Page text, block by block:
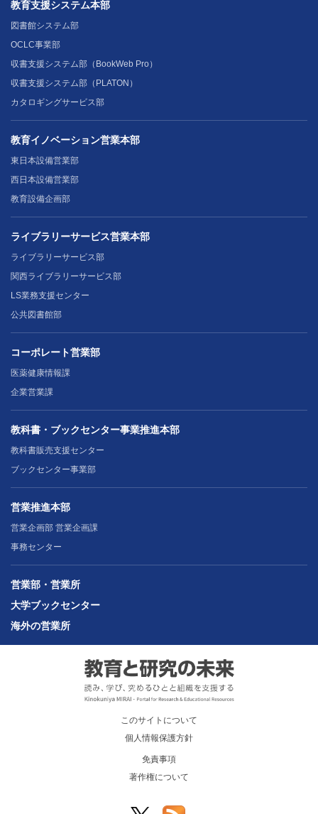
教育支援システム本部
図書館システム部
OCLC事業部
収書支援システム部（BookWeb Pro）
収書支援システム部（PLATON）
カタロギングサービス部
教育イノベーション営業本部
東日本設備営業部
西日本設備営業部
教育設備企画部
ライブラリーサービス営業本部
ライブラリーサービス部
関西ライブラリーサービス部
LS業務支援センター
公共図書館部
コーポレート営業部
医薬健康情報課
企業営業課
教科書・ブックセンター事業推進本部
教科書販売支援センター
ブックセンター事業部
営業推進本部
営業企画部 営業企画課
事務センター
営業部・営業所
大学ブックセンター
海外の営業所
このサイトについて
個人情報保護方針
免責事項
著作権について